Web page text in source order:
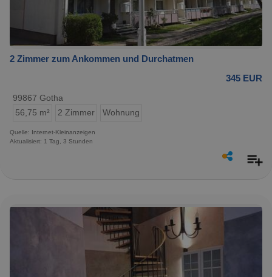
2 Zimmer zum Ankommen und Durchatmen
345 EUR
99867 Gotha
56,75 m²
2 Zimmer Wohnung
Quelle: Internet-Kleinanzeigen
Aktualisiert: 1 Tag, 3 Stunden